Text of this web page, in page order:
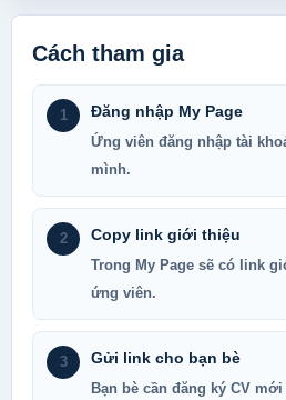
Cách tham gia
1 Đăng nhập My Page
Ứng viên đăng nhập tài
mình.
2 Copy link giới thiệu
Trong My Page sẽ có link
ứng viên.
3 Gửi link cho bạn bè
Bạn bè cần đăng ký CV